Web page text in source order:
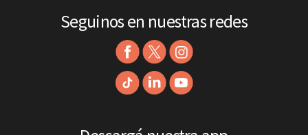
Seguinos en nuestras redes